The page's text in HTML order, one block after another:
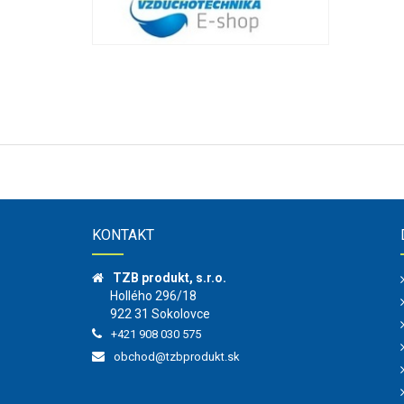
KONTAKT
TZB produkt, s.r.o.
Hollého 296/18
922 31 Sokolovce
+421 908 030 575
obchod@tzbprodukt.sk